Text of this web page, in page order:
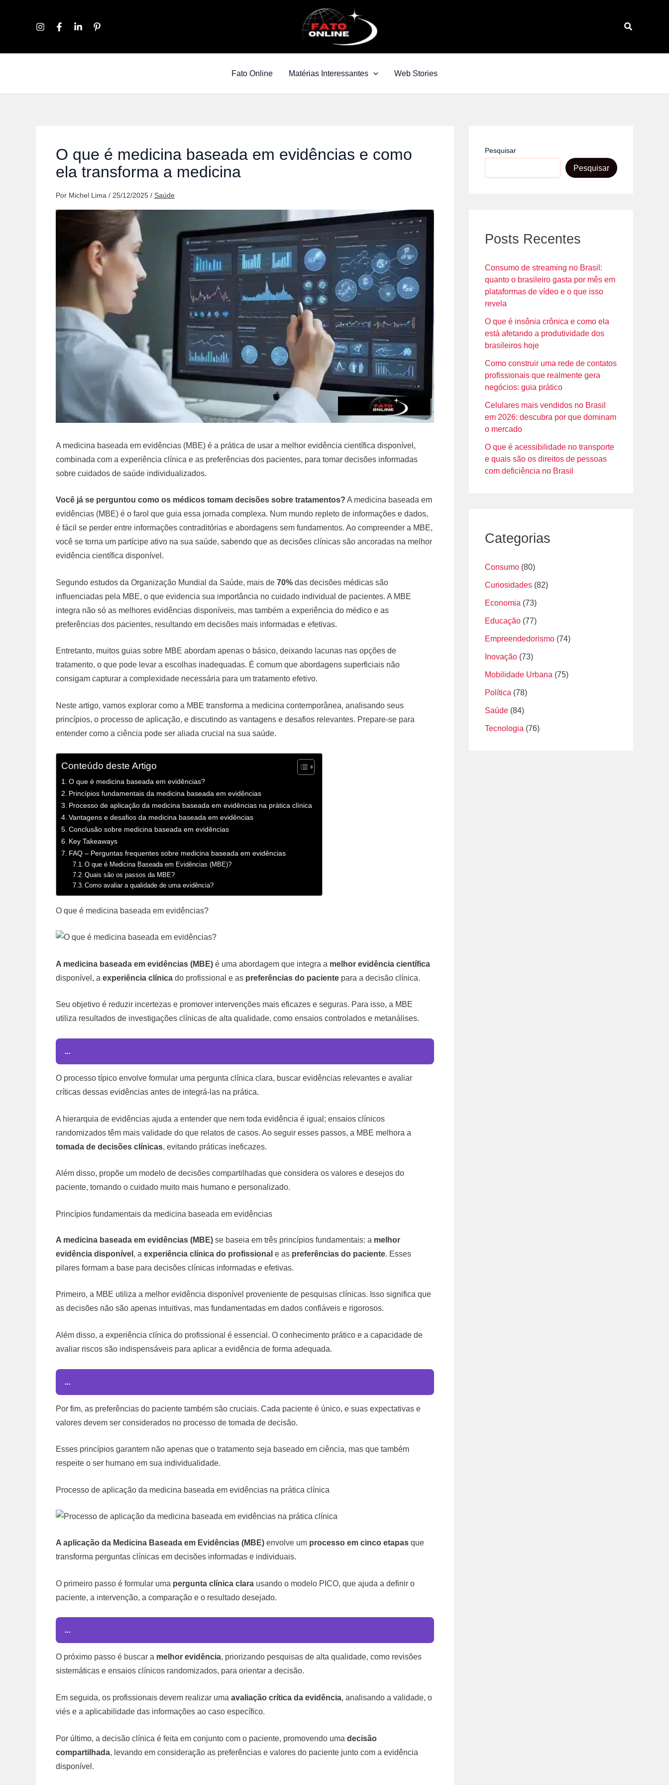
Pesquisar
Fato Online Matérias Interessantes Web Stories
O que é medicina baseada em evidências e como
ela transforma a medicina
Por Michel Lima / 25/12/2025 / Saúde
A medicina baseada em evidências (MBE) é a prática de usar a melhor evidência científica disponível,
combinada com a experiência clínica e as preferências dos pacientes, para tomar decisões informadas
sobre cuidados de saúde individualizados.
Você já se perguntou como os médicos tomam decisões sobre tratamentos? A medicina baseada em
evidências (MBE) é o farol que guia essa jornada complexa. Num mundo repleto de informações e dados,
é fácil se perder entre informações contraditórias e abordagens sem fundamentos. Ao compreender a MBE,
você se torna um partícipe ativo na sua saúde, sabendo que as decisões clínicas são ancoradas na melhor
evidência científica disponível.
Segundo estudos da Organização Mundial da Saúde, mais de 70% das decisões médicas são
influenciadas pela MBE, o que evidencia sua importância no cuidado individual de pacientes. A MBE
integra não só as melhores evidências disponíveis, mas também a experiência do médico e as
preferências dos pacientes, resultando em decisões mais informadas e efetivas.
Entretanto, muitos guias sobre MBE abordam apenas o básico, deixando lacunas nas opções de
tratamento, o que pode levar a escolhas inadequadas. É comum que abordagens superficiais não
consigam capturar a complexidade necessária para um tratamento efetivo.
Neste artigo, vamos explorar como a MBE transforma a medicina contemporânea, analisando seus
princípios, o processo de aplicação, e discutindo as vantagens e desafios relevantes. Prepare-se para
entender como a ciência pode ser aliada crucial na sua saúde.
Conteúdo deste Artigo
O que é medicina baseada em evidências?
Princípios fundamentais da medicina baseada em evidências
Processo de aplicação da medicina baseada em evidências na prática clínica
Vantagens e desafios da medicina baseada em evidências
Conclusão sobre medicina baseada em evidências
Key Takeaways
FAQ – Perguntas frequentes sobre medicina baseada em evidências
O que é Medicina Baseada em Evidências (MBE)?
Quais são os passos da MBE?
Como avaliar a qualidade de uma evidência?
O que é medicina baseada em evidências?
A medicina baseada em evidências (MBE) é uma abordagem que integra a melhor evidência científica
disponível, a experiência clínica do profissional e as preferências do paciente para a decisão clínica.
Seu objetivo é reduzir incertezas e promover intervenções mais eficazes e seguras. Para isso, a MBE
utiliza resultados de investigações clínicas de alta qualidade, como ensaios controlados e metanálises.
...
O processo típico envolve formular uma pergunta clínica clara, buscar evidências relevantes e avaliar
críticas dessas evidências antes de integrá-las na prática.
A hierarquia de evidências ajuda a entender que nem toda evidência é igual; ensaios clínicos
randomizados têm mais validade do que relatos de casos. Ao seguir esses passos, a MBE melhora a
tomada de decisões clínicas, evitando práticas ineficazes.
Além disso, propõe um modelo de decisões compartilhadas que considera os valores e desejos do
paciente, tornando o cuidado muito mais humano e personalizado.
Princípios fundamentais da medicina baseada em evidências
A medicina baseada em evidências (MBE) se baseia em três princípios fundamentais: a melhor
evidência disponível , a experiência clínica do profissional e as preferências do paciente. Esses
pilares formam a base para decisões clínicas informadas e efetivas.
Primeiro, a MBE utiliza a melhor evidência disponível proveniente de pesquisas clínicas. Isso significa que
as decisões não são apenas intuitivas, mas fundamentadas em dados confiáveis e rigorosos.
Além disso, a experiência clínica do profissional é essencial. O conhecimento prático e a capacidade de
avaliar riscos são indispensáveis para aplicar a evidência de forma adequada.
...
Por fim, as preferências do paciente também são cruciais. Cada paciente é único, e suas expectativas e
valores devem ser considerados no processo de tomada de decisão.
Esses princípios garantem não apenas que o tratamento seja baseado em ciência, mas que também
respeite o ser humano em sua individualidade.
Processo de aplicação da medicina baseada em evidências na prática clínica
A aplicação da Medicina Baseada em Evidências (MBE) envolve um processo em cinco etapas que
transforma perguntas clínicas em decisões informadas e individuais.
O primeiro passo é formular uma pergunta clínica clara usando o modelo PICO, que ajuda a definir o
paciente, a intervenção, a comparação e o resultado desejado.
...
O próximo passo é buscar a melhor evidência, priorizando pesquisas de alta qualidade, como revisões
sistemáticas e ensaios clínicos randomizados, para orientar a decisão.
Em seguida, os profissionais devem realizar uma avaliação crítica da evidência, analisando a validade, o
viés e a aplicabilidade das informações ao caso específico.
Por último, a decisão clínica é feita em conjunto com o paciente, promovendo uma decisão
compartilhada, levando em consideração as preferências e valores do paciente junto com a evidência
disponível.
Pesquisar
Pesquisar
Posts Recentes
Consumo de streaming no Brasil:
quanto o brasileiro gasta por mês em
plataformas de vídeo e o que isso
revela
O que é insônia crônica e como ela
está afetando a produtividade dos
brasileiros hoje
Como construir uma rede de contatos
profissionais que realmente gera
negócios: guia prático
Celulares mais vendidos no Brasil
em 2026: descubra por que dominam
o mercado
O que é acessibilidade no transporte
e quais são os direitos de pessoas
com deficiência no Brasil
Categorias
Consumo (80)
Curiosidades (82)
Economia (73)
Educação (77)
Empreendedorismo (74)
Inovação (73)
Mobilidade Urbana (75)
Política (78)
Saúde (84)
Tecnologia (76)